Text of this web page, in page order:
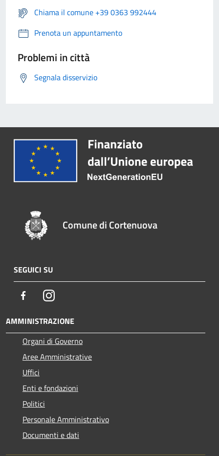
Chiama il comune +39 0363 992444
Prenota un appuntamento
Problemi in città
Segnala disservizio
Comune di Cortenuova
SEGUICI SU
FacebookInstagram
AMMINISTRAZIONE
Organi di Governo
Aree Amministrative
Uffici
Enti e fondazioni
Politici
Personale Amministrativo
Documenti e dati